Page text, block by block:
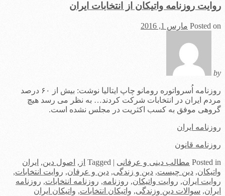
روایت روزنامه واتیکان از انتخابات ایران
Posted on مارس 1, 2016
by
روزنامه اُسرواتوره رومانو چاپ ایتالیا نوشت: بیش از ۶۰ درصد
مردم ایران در انتخابات شرکت کردند… به نظر می رسد هیچ
گروهی موفق به کسب اکثریت در مجلس نشده است.
روزنامه ایران
روزنامه قانون
Posted in مطالب دینی و عرفانی |
Tagged از , اصول دین, ایران
واتیکان, دین چیست, دین و زندگی, دین و عرفان, روایت انتخابات,
روایت ایران, روایت واتیکان, روزنامه, روزنامه انتخابات, روزنامه
ایران, سوالات دین وزندگی, واتیکان انتخابات, واتیکان ایران